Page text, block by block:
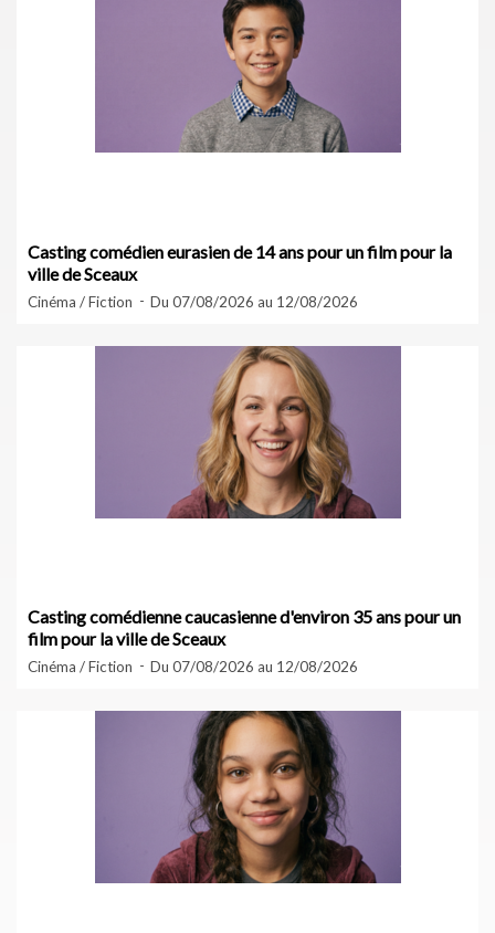
Casting comédien eurasien de 14 ans pour un film pour la
ville de Sceaux
Cinéma / Fiction Du 07/08/2026 au 12/08/2026
Casting comédienne caucasienne d'environ 35 ans pour un
film pour la ville de Sceaux
Cinéma / Fiction Du 07/08/2026 au 12/08/2026